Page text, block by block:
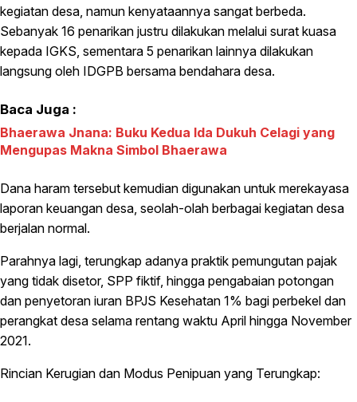
kegiatan desa, namun kenyataannya sangat berbeda.
Sebanyak 16 penarikan justru dilakukan melalui surat kuasa
kepada IGKS, sementara 5 penarikan lainnya dilakukan
langsung oleh IDGPB bersama bendahara desa.
Baca Juga :
Bhaerawa Jnana: Buku Kedua Ida Dukuh Celagi yang
Mengupas Makna Simbol Bhaerawa
Dana haram tersebut kemudian digunakan untuk merekayasa
laporan keuangan desa, seolah-olah berbagai kegiatan desa
berjalan normal.
Parahnya lagi, terungkap adanya praktik pemungutan pajak
yang tidak disetor, SPP fiktif, hingga pengabaian potongan
dan penyetoran iuran BPJS Kesehatan 1% bagi perbekel dan
perangkat desa selama rentang waktu April hingga November
2021.
Rincian Kerugian dan Modus Penipuan yang Terungkap: